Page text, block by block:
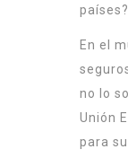
países?
En el
no lo
Unión
para